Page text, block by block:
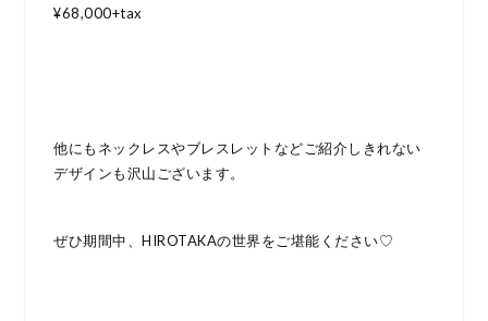
¥68,000+tax
他にもネックレスやブレスレットなどご紹介しきれない
デザインも沢山ございます。
ぜひ期間中、HIROTAKAの世界をご堪能ください♡